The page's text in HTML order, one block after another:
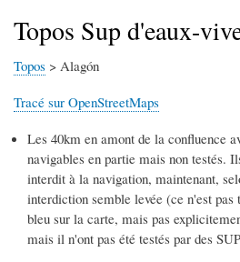
Topos Sup d'eaux-
Topos > Alagón
Tracé sur OpenStreetMaps
Les 40km en amont de la confluence
navigables en partie mais non testés.
interdit à la navigation, maintenant,
interdiction semble levée (ce n'est
bleu sur la carte, mais pas
mais il n'ont pas été testés par des